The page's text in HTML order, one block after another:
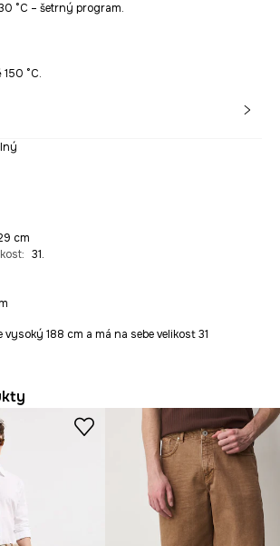
°C – šetrný program.
°C.
cm
: 31.
188 cm a má na sebe velikost 31